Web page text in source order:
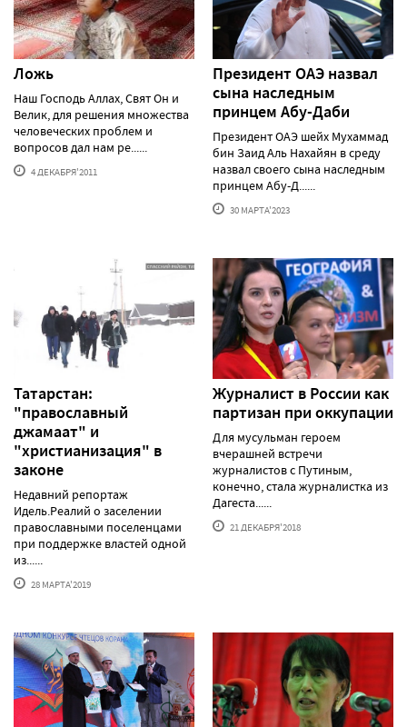
Ложь
Наш Господь Аллах, Свят Он и
Велик, для решения множества
человеческих проблем и
вопросов дал нам ре......
4 ДЕКАБРЯ'2011
Президент ОАЭ назвал
сына наследным
принцем Абу-Даби
Президент ОАЭ шейх Мухаммад
бин Заид Аль Нахайян в среду
назвал своего сына наследным
принцем Абу-Д......
30 МАРТА'2023
Татарстан:
"православный
джамаат" и
"христианизация" в
законе
Недавний репортаж
Идель.Реалий о заселении
православными поселенцами
при поддержке властей одной
из......
28 МАРТА'2019
Журналист в России как
партизан при оккупации
Для мусульман героем
вчерашней встречи
журналистов с Путиным,
конечно, стала журналистка из
Дагеста......
21 ДЕКАБРЯ'2018